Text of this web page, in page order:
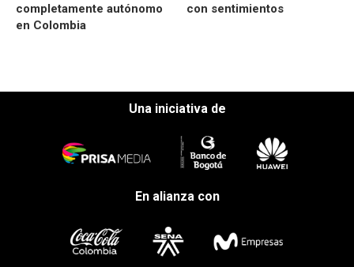
completamente autónomo
en Colombia
con sentimientos
Una iniciativa de
En alianza con